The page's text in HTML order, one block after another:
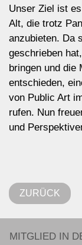
Unser Ziel ist
Alt, die trotz
anzubieten. Da
geschrieben
bringen und die
entschieden,
von Public Art
rufen. Nun
und
ZURÜCK
MITGLIED IN